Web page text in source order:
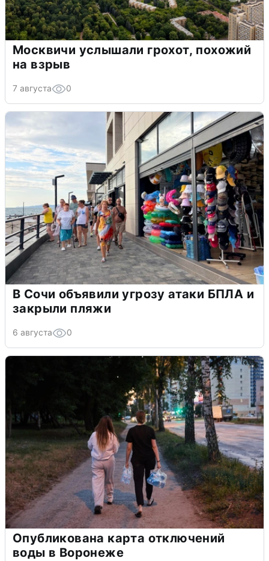
Москвичи услышали грохот, похожий
на взрыв
7 августа 0
В Сочи объявили угрозу атаки БПЛА и
закрыли пляжи
6 августа 0
Опубликована карта отключений
воды в Воронеже